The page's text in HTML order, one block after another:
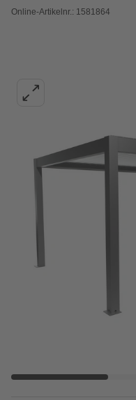
Online-Artikelnr.: 1581864